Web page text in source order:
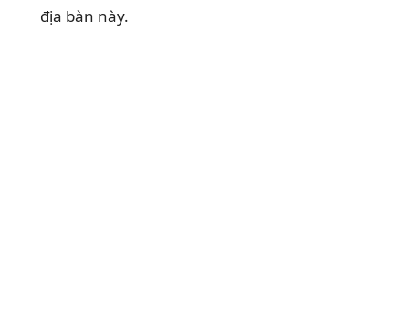
địa bàn này.